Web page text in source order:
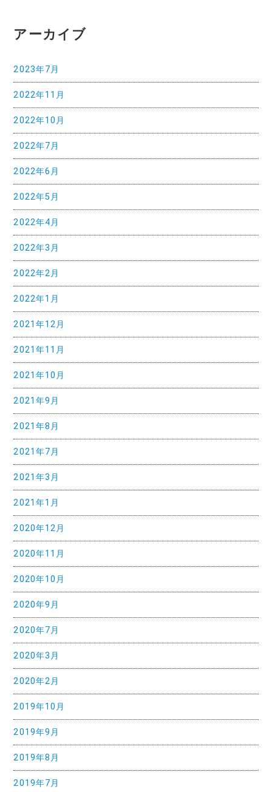
アーカイブ
2023年7月
2022年11月
2022年10月
2022年7月
2022年6月
2022年5月
2022年4月
2022年3月
2022年2月
2022年1月
2021年12月
2021年11月
2021年10月
2021年9月
2021年8月
2021年7月
2021年3月
2021年1月
2020年12月
2020年11月
2020年10月
2020年9月
2020年7月
2020年3月
2020年2月
2019年10月
2019年9月
2019年8月
2019年7月